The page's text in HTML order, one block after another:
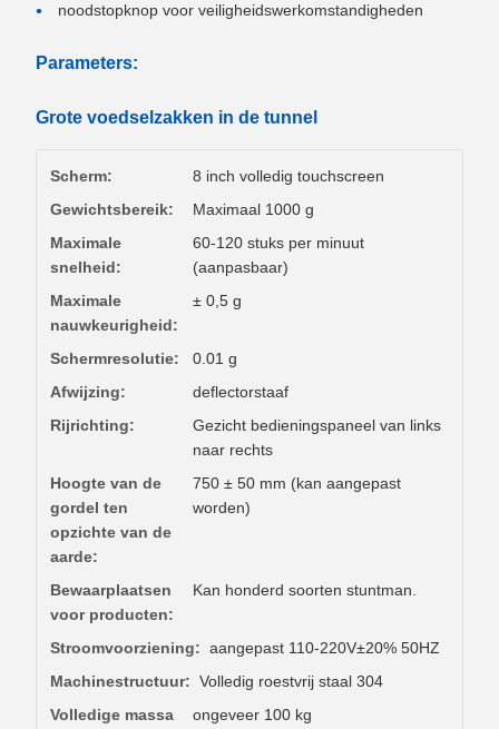
noodstopknop voor veiligheidswerkomstandigheden
Parameters:
Grote voedselzakken in de tunnel
Scherm:
8 inch volledig touchscreen
Gewichtsbereik:
Maximaal 1000 g
Maximale
snelheid:
60-120 stuks per minuut
(aanpasbaar)
Maximale
nauwkeurigheid:
± 0,5 g
Schermresolutie:
0.01 g
Afwijzing:
deflectorstaaf
Rijrichting:
Gezicht bedieningspaneel van links
naar rechts
Hoogte van de
gordel ten
opzichte van de
aarde:
750 ± 50 mm (kan aangepast
worden)
Bewaarplaatsen
voor producten:
Kan honderd soorten stuntman.
Stroomvoorziening: aangepast 110-220V±20% 50HZ
Machinestructuur: Volledig roestvrij staal 304
Volledige massa
ongeveer 100 kg